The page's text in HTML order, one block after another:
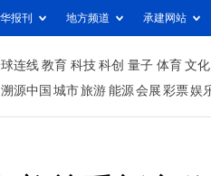
报刊 地方频道 承建网站
连线 教育 科技 科创 量子 体育 文化
溯源中国 城市旅游 能源 会展 彩票娱